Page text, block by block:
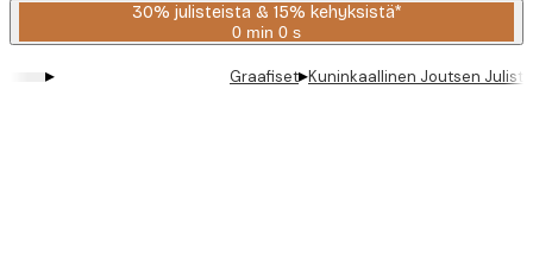
30% julisteista & 15% kehyksistä*
0 min 0 s
Voimassa
2026-
▸ Graafiset▸Kuninkaallinen Joutsen Juliste